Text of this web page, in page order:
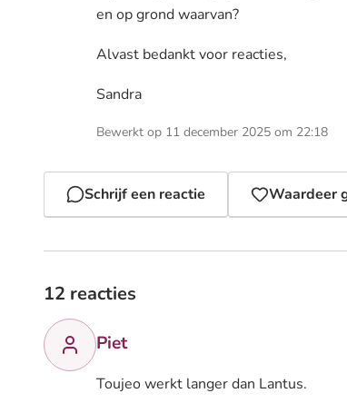
en op grond waarvan?
Alvast bedankt voor reacties,
Sandra
Bewerkt op 11 december 2025 om 22:18
Schrijf een reactie Waardeer
12 reacties
Piet
Toujeo werkt langer dan Lantus.